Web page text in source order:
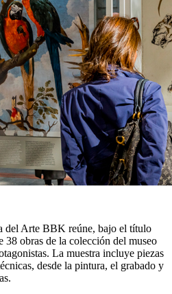
del Arte BBK reúne, bajo el título
38 obras de la colección del museo
La muestra incluye piezas
desde la pintura, el grabado y